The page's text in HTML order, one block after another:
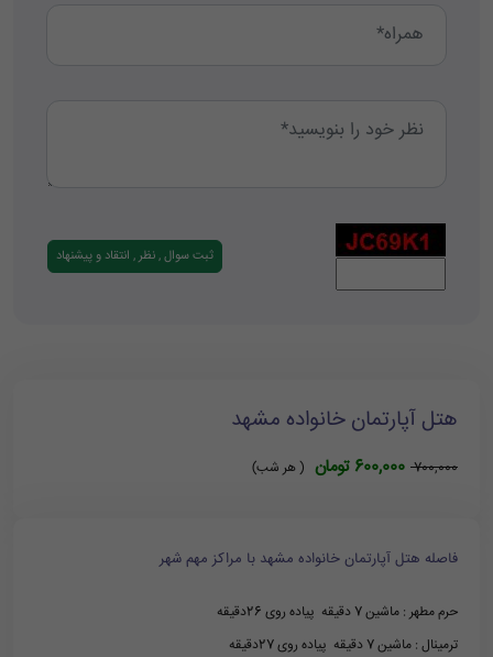
هتل آپارتمان خانواده مشهد
700,000 600,000 تومان ( هر شب)
فاصله هتل آپارتمان خانواده مشهد با مراکز مهم شهر
حرم مطهر : ماشین 7 دقیقه پیاده روی 26دقیقه
ترمینال : ماشین 7 دقیقه پیاده روی 27دقیقه